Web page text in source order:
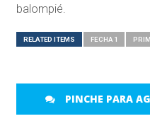
balompié.
RELATED ITEMS FECHA 1
PINCHE PARA